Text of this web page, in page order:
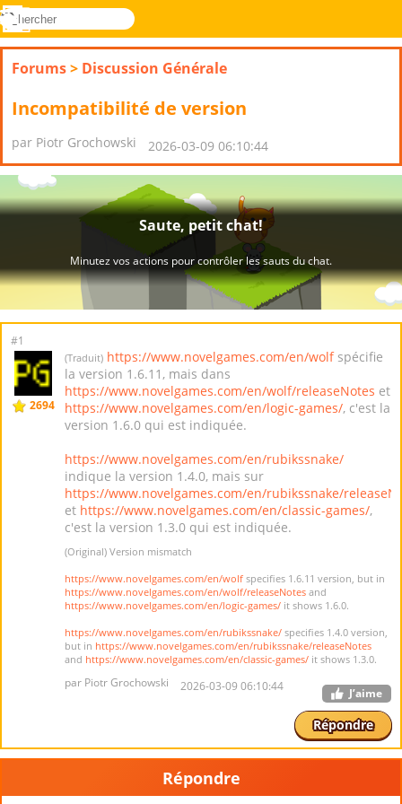
Novel
rechercher
Connectez-
Menu
Forums> Discussion Générale
Incompatibilité de version
par Piotr Grochowski 2026-03-09 06:10:44
#1
2694
(Traduit) https://www.novelgames.com/en/wolfspécifie
la version 1.6.11, mais dans
https://www.novelgames.com/en/wolf/releaseNotes et
https://www.novelgames.com/en/logic-games/, c'est la
version 1.6.0 qui est indiquée.
https://www.novelgames.com/en/rubikssnake/
indique la version 1.4.0, mais sur
https://www.novelgames.com/en/rubikssnake/
et https://www.novelgames.com/en/classic-games/,
c'est la version 1.3.0 qui est indiquée.
(Original) Version mismatch
https://www.novelgames.com/en/wolf specifies 1.6.11 version, but in
https://www.novelgames.com/en/wolf/releaseNotes and
https://www.novelgames.com/en/logic-games/ it shows 1.6.0.
https://www.novelgames.com/en/rubikssnake/ specifies 1.4.0 version,
but in https://www.novelgames.com/en/rubikssnake/releaseNotes
and https://www.novelgames.com/en/classic-games/ it shows 1.3.0.
par Piotr Grochowski 2026-03-09 06:10:44 J’aime
Répondre
Répondre